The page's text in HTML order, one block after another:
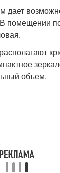
дает
помещении
объем.